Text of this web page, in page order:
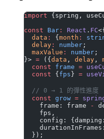
import {spring,
const Bar : React . FC
  data
: {month :
  delay
: number ;
  maxValue
: number ;
}> = ({data , delay ,
  const
frame =
  const
{fps} =
  // 0 → 1 的彈性進度
  const
grow =
    frame: frame
-
    fps,
config:
  });